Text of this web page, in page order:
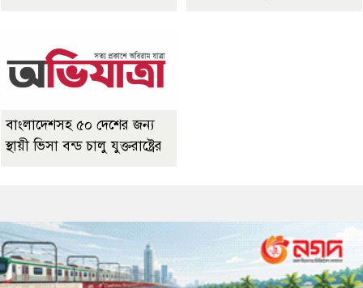
বাংলাদেশসহ ৫০ দেশের জন্য
স্থায়ী ভিসা বন্ড চালু যুক্তরাষ্ট্রের